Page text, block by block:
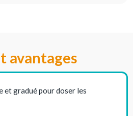
avantages
et gradué pour doser les